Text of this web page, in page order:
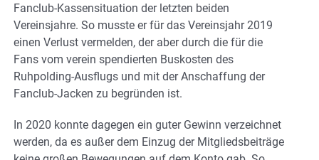
Fanclub-Kassensituation der letzten beiden
Vereinsjahre. So musste er für das Vereinsjahr 2019
einen Verlust vermelden, der aber durch die für die
Fans vom verein spendierten Buskosten des
Ruhpolding-Ausflugs und mit der Anschaffung der
Fanclub-Jacken zu begründen ist.
In 2020 konnte dagegen ein guter Gewinn verzeichnet
werden, da es außer dem Einzug der Mitgliedsbeiträge